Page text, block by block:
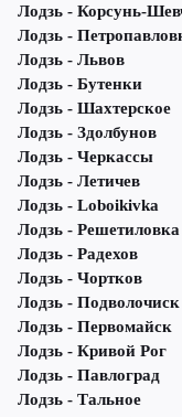
Лодзь - Корсунь-
Лодзь -
Лодзь - Львов
Лодзь - Бутенки
Лодзь - Шахтерское
Лодзь - Здолбунов
Лодзь - Черкассы
Лодзь - Летичeв
Лодзь - Loboikivka
Лодзь - Решетиловка
Лодзь - Радехов
Лодзь - Чортков
Лодзь - Подволочиск
Лодзь - Первомайск
Лодзь - Кривой Рог
Лодзь - Павлоград
Лодзь - Тальное